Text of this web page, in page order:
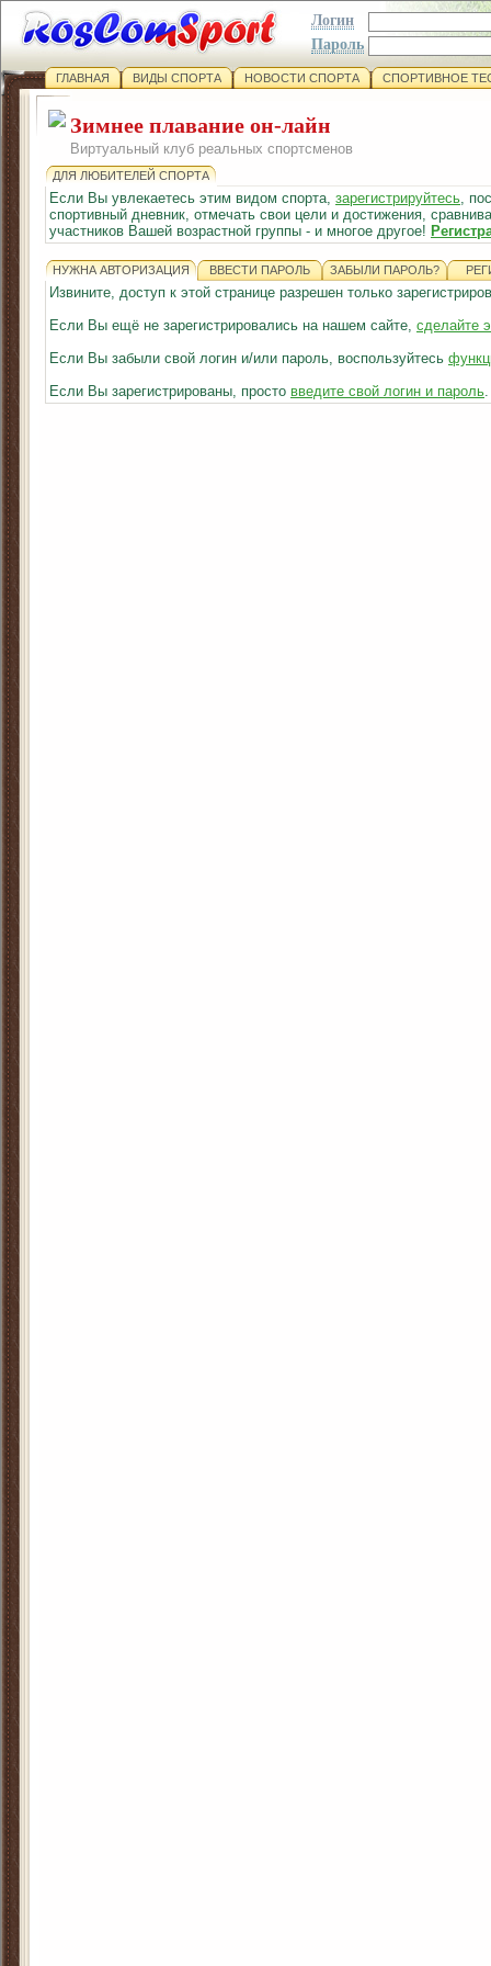
Логин
Пароль
ГЛАВНАЯ ВИДЫ СПОРТА НОВОСТИ СПОРТА СПОРТИВНОЕ
Зимнее плавание он-лайн
Виртуальный клуб реальных спортсменов
ДЛЯ ЛЮБИТЕЛЕЙ СПОРТА
Если Вы увлекаетесь этим видом спорта, зарегистрируйтесь,
спортивный дневник, отмечать свои цели и достижения,
участников Вашей возрастной группы - и многое другое!
НУЖНА АВТОРИЗАЦИЯ ВВЕСТИ ПАРОЛЬ ЗАБЫЛИ ПАРОЛЬ?
Извините, доступ к этой странице разрешен только
Если Вы ещё не зарегистрировались на нашем сайте, сделайте
Если Вы забыли свой логин и/или пароль, воспользуйтесь
Если Вы зарегистрированы, просто введите свой логин и пароль.